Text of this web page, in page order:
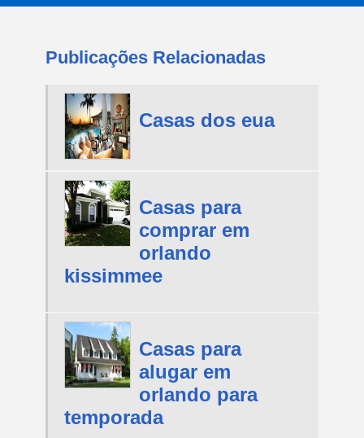
Publicações Relacionadas
Casas dos eua
Casas para
comprar em
orlando
kissimmee
Casas para
alugar em
orlando para
temporada